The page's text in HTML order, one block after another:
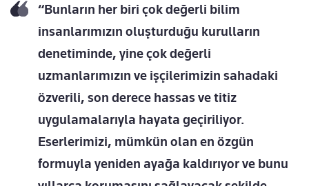
“Bunların her biri çok değerli bilim
insanlarımızın oluşturduğu kurulların
denetiminde, yine çok değerli
uzmanlarımızın ve işçilerimizin sahadaki
özverili, son derece hassas ve titiz
uygulamalarıyla hayata geçiriliyor.
Eserlerimizi, mümkün olan en özgün
formuyla yeniden ayağa kaldırıyor ve bunu